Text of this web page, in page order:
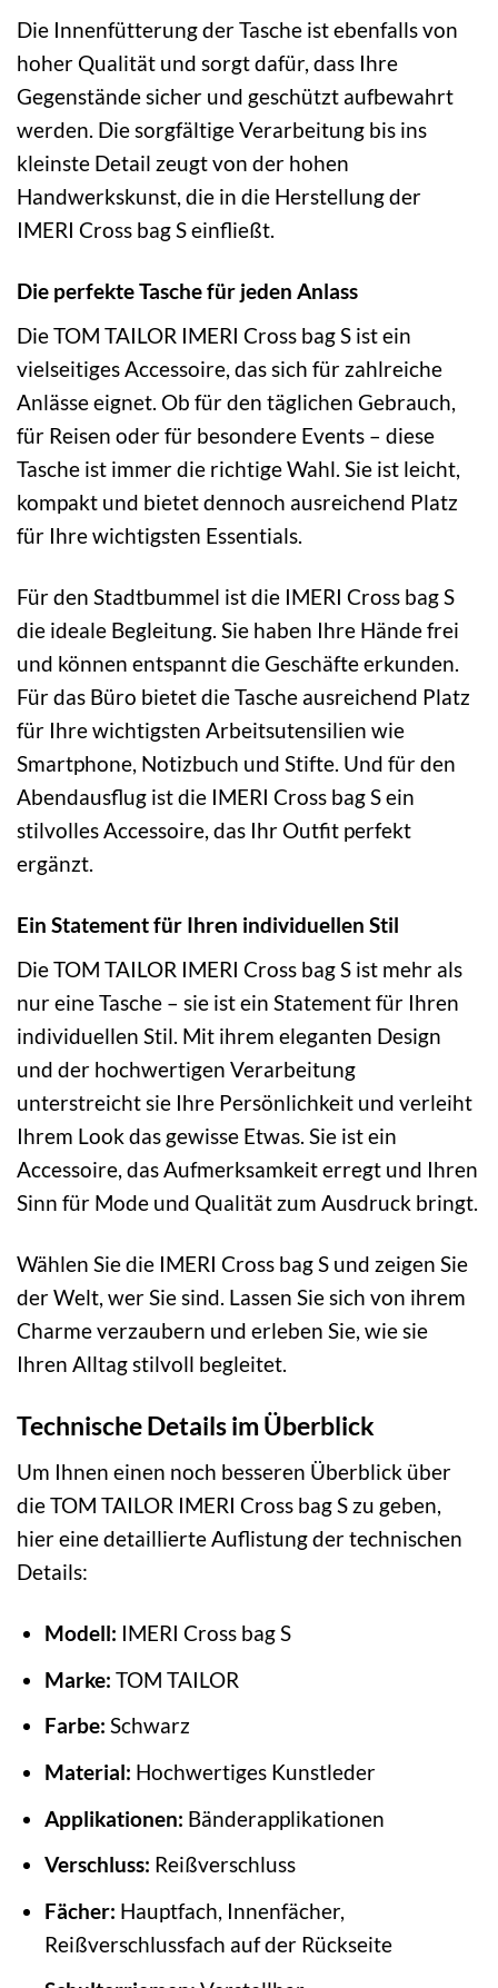
Die Innenfütterung der Tasche ist ebenfalls von
hoher Qualität und sorgt dafür, dass Ihre
Gegenstände sicher und geschützt aufbewahrt
werden. Die sorgfältige Verarbeitung bis ins
kleinste Detail zeugt von der hohen
Handwerkskunst, die in die Herstellung der
IMERI Cross bag S einfließt.
Die perfekte Tasche für jeden Anlass
Die TOM TAILOR IMERI Cross bag S ist ein
vielseitiges Accessoire, das sich für zahlreiche
Anlässe eignet. Ob für den täglichen Gebrauch,
für Reisen oder für besondere Events – diese
Tasche ist immer die richtige Wahl. Sie ist leicht,
kompakt und bietet dennoch ausreichend Platz
für Ihre wichtigsten Essentials.
Für den Stadtbummel ist die IMERI Cross bag S
die ideale Begleitung. Sie haben Ihre Hände frei
und können entspannt die Geschäfte erkunden.
Für das Büro bietet die Tasche ausreichend Platz
für Ihre wichtigsten Arbeitsutensilien wie
Smartphone, Notizbuch und Stifte. Und für den
Abendausflug ist die IMERI Cross bag S ein
stilvolles Accessoire, das Ihr Outfit perfekt
ergänzt.
Ein Statement für Ihren individuellen Stil
Die TOM TAILOR IMERI Cross bag S ist mehr als
nur eine Tasche – sie ist ein Statement für Ihren
individuellen Stil. Mit ihrem eleganten Design
und der hochwertigen Verarbeitung
unterstreicht sie Ihre Persönlichkeit und verleiht
Ihrem Look das gewisse Etwas. Sie ist ein
Accessoire, das Aufmerksamkeit erregt und Ihren
Sinn für Mode und Qualität zum Ausdruck bringt.
Wählen Sie die IMERI Cross bag S und zeigen Sie
der Welt, wer Sie sind. Lassen Sie sich von ihrem
Charme verzaubern und erleben Sie, wie sie
Ihren Alltag stilvoll begleitet.
Technische Details im Überblick
Um Ihnen einen noch besseren Überblick über
die TOM TAILOR IMERI Cross bag S zu geben,
hier eine detaillierte Auflistung der technischen
Details:
Modell: IMERI Cross bag S
Marke: TOM TAILOR
Farbe: Schwarz
Material: Hochwertiges Kunstleder
Applikationen: Bänderapplikationen
Verschluss: Reißverschluss
Fächer: Hauptfach, Innenfächer,
Reißverschlussfach auf der Rückseite